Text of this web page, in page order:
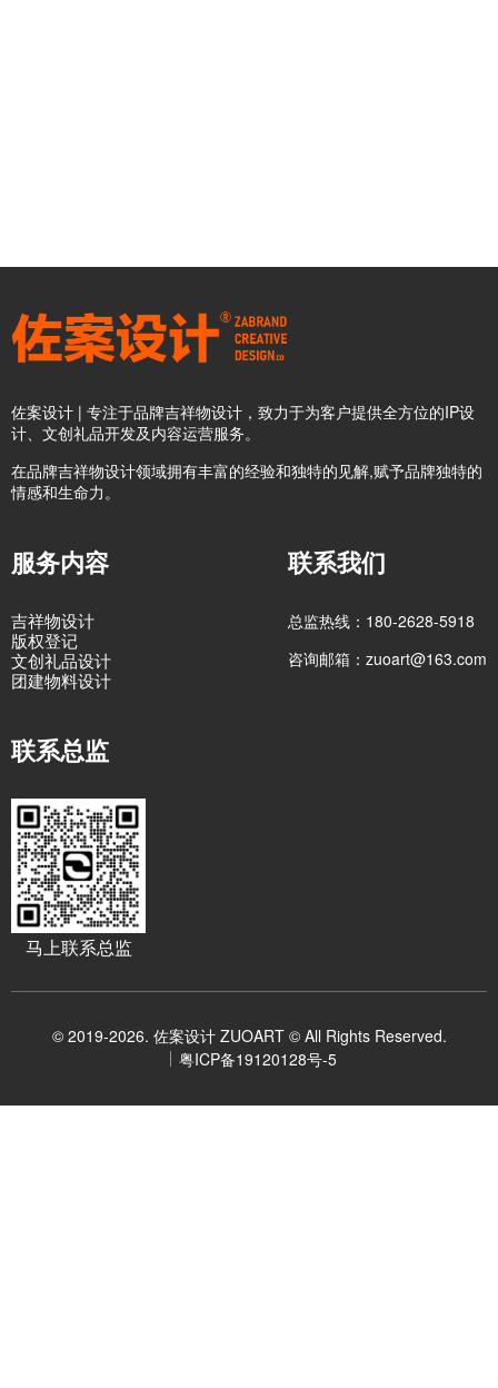
佐案设计 | 专注于品牌吉祥物设计，致力于为客户提供全方位的IP设
计、文创礼品开发及内容运营服务。
在品牌吉祥物设计领域拥有丰富的经验和独特的见解,赋予品牌独特的
情感和生命力。
服务内容
吉祥物设计
版权登记
文创礼品设计
团建物料设计
联系我们
总监热线：180-2628-5918
咨询邮箱：zuoart@163.com
联系总监
马上联系总监
© 2019-2026. 佐案设计 ZUOART © All Rights Reserved.
粤ICP备19120128号-5